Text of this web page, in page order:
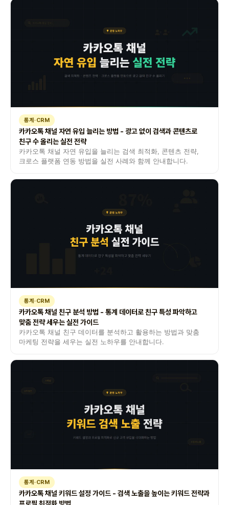
통계·CRM
카카오톡 채널 자연 유입 늘리는 방법 - 광고 없이 검색과 콘텐츠로
친구 수 올리는 실전 전략
카카오톡 채널 자연 유입을 늘리는 검색 최적화, 콘텐츠 전략,
크로스 플랫폼 연동 방법을 실전 사례와 함께 안내합니다.
통계·CRM
카카오톡 채널 친구 분석 방법 - 통계 데이터로 친구 특성 파악하고
맞춤 전략 세우는 실전 가이드
카카오톡 채널 친구 데이터를 분석하고 활용하는 방법과 맞춤
마케팅 전략을 세우는 실전 노하우를 안내합니다.
통계·CRM
카카오톡 채널 키워드 설정 가이드 - 검색 노출을 높이는 키워드 전략과
프로필 최적화 방법